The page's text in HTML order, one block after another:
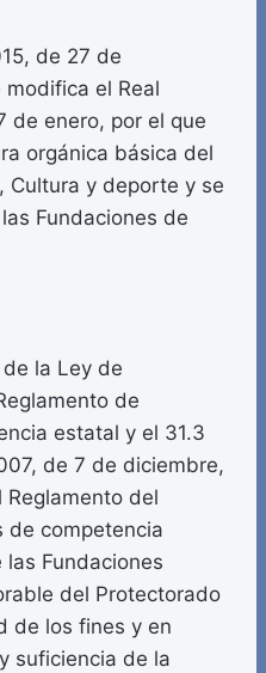
de 27 de
el Real
de enero, por el que
orgánica básica del
Cultura y deporte y se
Fundaciones de
la Ley de
de
estatal y el 31.3
de 7 de diciembre,
Reglamento del
de competencia
Fundaciones
del Protectorado
de los fines y en
suficiencia de la